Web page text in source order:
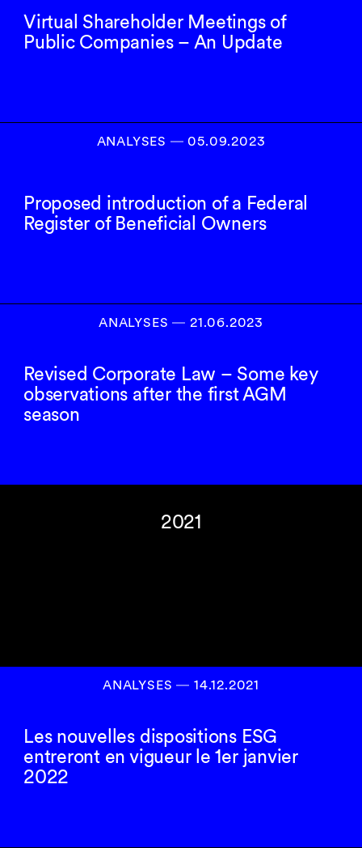
Virtual Shareholder Meetings of
Public Companies – An Update
ANALYSES ― 05.09.2023
Proposed introduction of a Federal
Register of Beneficial Owners
ANALYSES― 21.06.2023
Revised Corporate Law – Some key
observations after the first AGM
season
2021
ANALYSES― 14.12.2021
Les nouvelles dispositions ESG
entreront en vigueur le 1er janvier
2022